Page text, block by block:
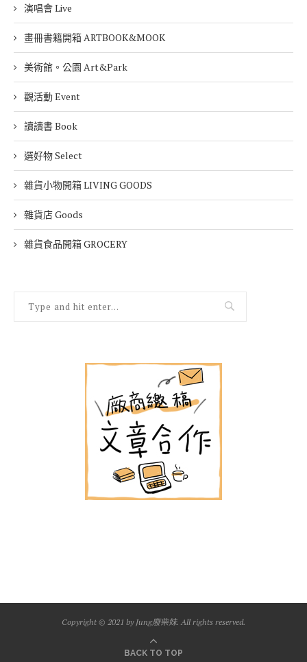
演唱會 Live
畫冊書籍開箱 ARTBOOK&MOOK
美術館。公園 Art&Park
觀活動 Event
讀讀書 Book
選好物 Select
雜貨小物開箱 LIVING GOODS
雜貨店 Goods
雜貨食品開箱 GROCERY
Copyright © 2021 by Jung廢柴妹. All rights reserved.
BACK TO TOP